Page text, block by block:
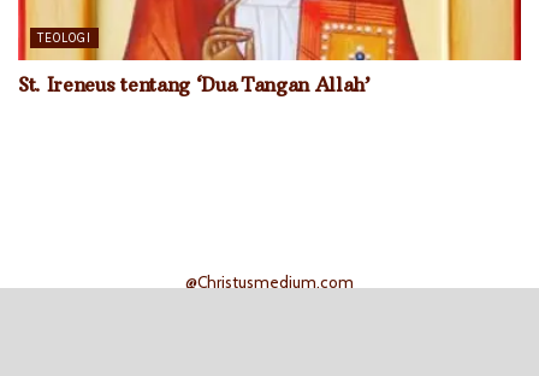
TEOLOGI
St. Ireneus tentang ‘Dua Tangan Allah’
@Christusmedium.com